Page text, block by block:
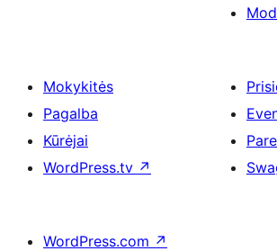
Mokykitės
Pagalba
Kūrėjai
WordPress.tv ↗
WordPress.com ↗